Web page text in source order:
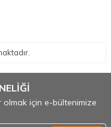
için e-bültenimize